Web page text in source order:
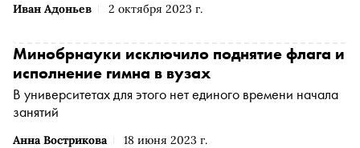
Иван Адоньев 2 октября 2023 г.
Анна Вострикова 18 июня 2023 г.
Минобрнауки исключило поднятие флага и
исполнение гимна в вузах
В университетах для этого нет единого времени начала
занятий